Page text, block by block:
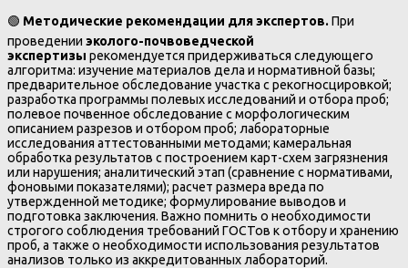
🟢 Методические рекомендации для экспертов.При
проведении эколого-почвоведческой
экспертизы рекомендуется придерживаться следующего
алгоритма: изучение материалов дела и нормативной базы;
предварительное обследование участка с рекогносцировкой;
разработка программы полевых исследований и отбора проб;
полевое почвенное обследование с морфологическим
описанием разрезов и отбором проб; лабораторные
исследования аттестованными методами; камеральная
обработка результатов с построением карт-схем загрязнения
или нарушения; аналитический этап (сравнение с нормативами,
фоновыми показателями); расчет размера вреда по
утвержденной методике; формулирование выводов и
подготовка заключения. Важно помнить о необходимости
строгого соблюдения требований ГОСТов к отбору и хранению
проб, а также о необходимости использования результатов
анализов только из аккредитованных лабораторий.